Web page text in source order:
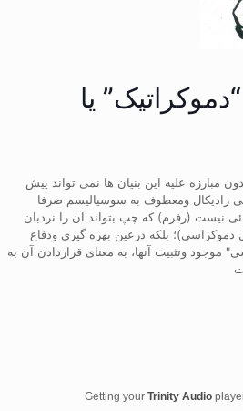
یا
مبارزه علیه این بنیان ها نمی تواند پیش
رادیکال ومعطوف به سوسیالیسم صرفا
نیست (رفرم) که چپ بتواند آن را نردبان
بلکه درعین بهره گیری ودفاع
وتثبیت آنها، به معنای قراردادن آن به
Getting yourTrinity Audio